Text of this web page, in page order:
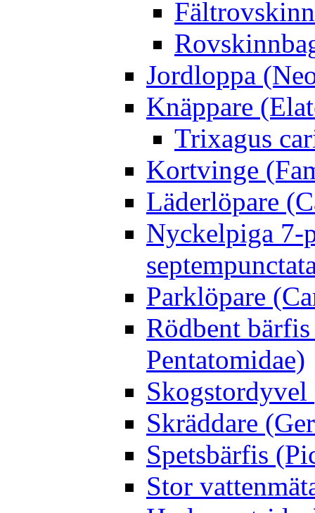
Jordloppa
Knäppare
Trixagus
Kortvinge
Läderlöpare
Nyckelpiga 7-
Parklöpare
Rödbent
Pentatomidae)
Skogstordyvel
Skräddare
Spetsbärfis
Stor